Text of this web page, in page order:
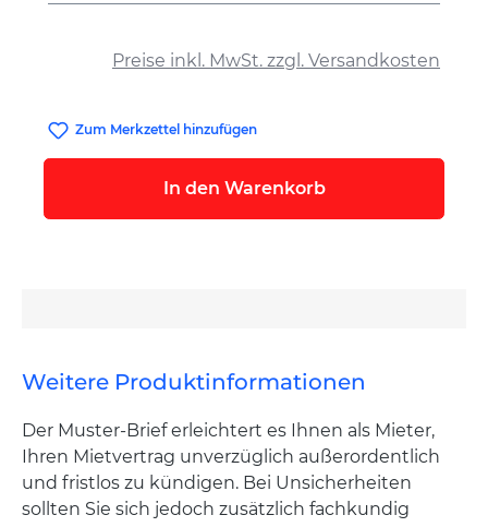
Preise inkl. MwSt. zzgl. Versandkosten
Zum Merkzettel hinzufügen
In den Warenkorb
Weitere Produktinformationen
Der Muster-Brief erleichtert es Ihnen als Mieter,
Ihren Mietvertrag unverzüglich außerordentlich
und fristlos zu kündigen. Bei Unsicherheiten
sollten Sie sich jedoch zusätzlich fachkundig